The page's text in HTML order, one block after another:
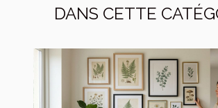
DANS CETTE